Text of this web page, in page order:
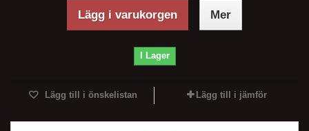
Lägg i varukorgen Mer
I Lager
Lägg till i önskelistan Lägg till i jämför